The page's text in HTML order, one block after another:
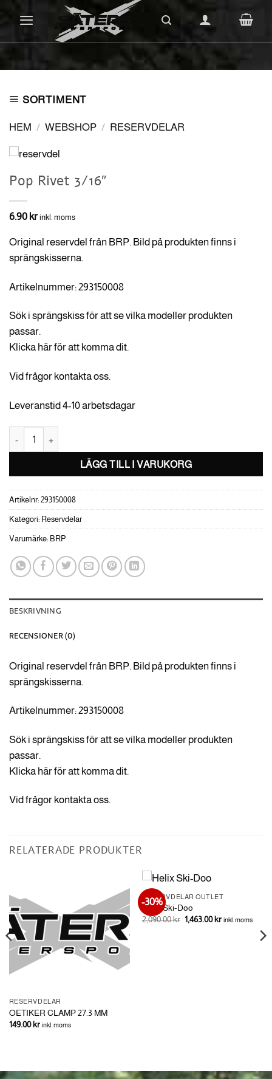
SORTIMENT
HEM / WEBSHOP / RESERVDELAR
Pop Rivet 3/16″
6.90 kr inkl. moms
Original reservdel från BRP. Bild på produkten finns i
sprängskisserna.
Artikelnummer: 293150008
Sök i sprängskiss för att se vilka modeller produkten
passar.
Klicka här för att komma dit.
Vid frågor kontakta oss.
Leveranstid 4-10 arbetsdagar
LÄGG TILL I VARUKORG
Artikelnr: 293150008
Kategori: Reservdelar
Varumärke: BRP
BESKRIVNING
RECENSIONER (0)
Original reservdel från BRP. Bild på produkten finns i
sprängskisserna.
Artikelnummer: 293150008
Sök i sprängskiss för att se vilka modeller produkten
passar.
Klicka här för att komma dit.
Vid frågor kontakta oss.
RELATERADE PRODUKTER
RESERVDELAR
OETIKER CLAMP 27.3 MM
149.00kr inkl. moms
-30%
RESERVDELAR OUTLET
Helix Ski-Doo
2,090.00kr Det
1,463.00krDet
inkl. moms